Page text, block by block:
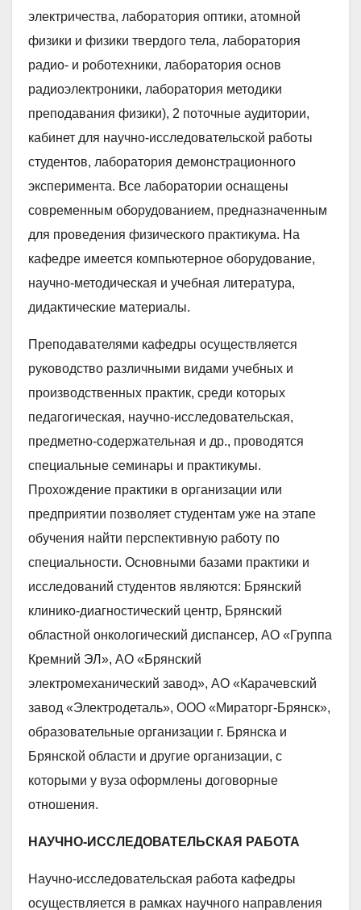
электричества, лаборатория оптики, атомной
физики и физики твердого тела, лаборатория
радио- и роботехники, лаборатория основ
радиоэлектроники, лаборатория методики
преподавания физики), 2 поточные аудитории,
кабинет для научно-исследовательской работы
студентов, лаборатория демонстрационного
эксперимента. Все лаборатории оснащены
современным оборудованием, предназначенным
для проведения физического практикума. На
кафедре имеется компьютерное оборудование,
научно-методическая и учебная литература,
дидактические материалы.
Преподавателями кафедры осуществляется
руководство различными видами учебных и
производственных практик, среди которых
педагогическая, научно-исследовательская,
предметно-содержательная и др., проводятся
специальные семинары и практикумы.
Прохождение практики в организации или
предприятии позволяет студентам уже на этапе
обучения найти перспективную работу по
специальности. Основными базами практики и
исследований студентов являются: Брянский
клинико-диагностический центр, Брянский
областной онкологический диспансер, АО «Группа
Кремний ЭЛ», АО «Брянский
электромеханический завод», АО «Карачевский
завод «Электродеталь», ООО «Мираторг-Брянск»,
образовательные организации г. Брянска и
Брянской области и другие организации, с
которыми у вуза оформлены договорные
отношения.
НАУЧНО-ИССЛЕДОВАТЕЛЬСКАЯ РАБОТА
Научно-исследовательская работа кафедры
осуществляется в рамках научного направления